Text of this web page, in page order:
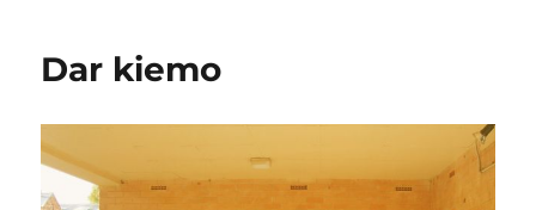
Dar kiemo